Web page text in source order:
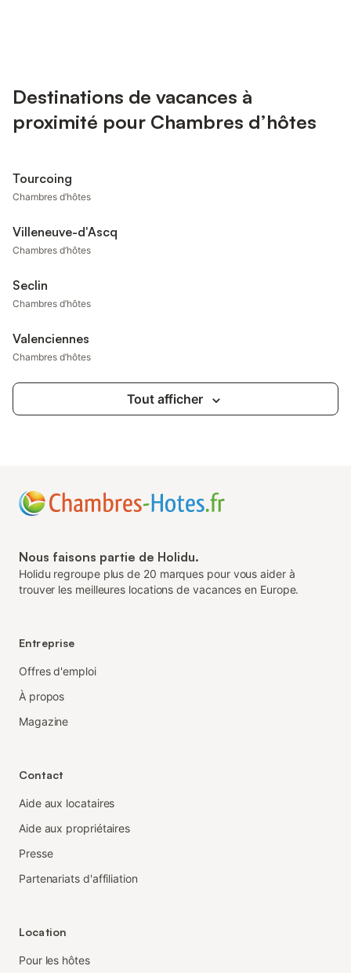
Destinations de vacances à
proximité pour Chambres d’hôtes
Tourcoing
Chambres d’hôtes
Villeneuve-d'Ascq
Chambres d’hôtes
Seclin
Chambres d’hôtes
Valenciennes
Chambres d’hôtes
Tout afficher
Nous faisons partie de Holidu.
Holidu regroupe plus de 20 marques pour vous aider à
trouver les meilleures locations de vacances en Europe.
Entreprise
Offres d'emploi
À propos
Magazine
Contact
Aide aux locataires
Aide aux propriétaires
Presse
Partenariats d'affiliation
Location
Pour les hôtes